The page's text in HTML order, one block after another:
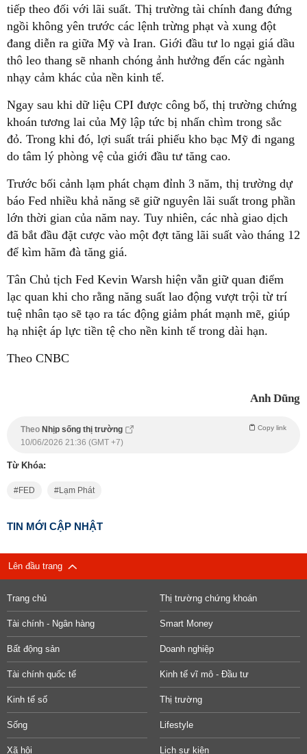
tiếp theo đối với lãi suất. Thị trường tài chính đang đứng
ngồi không yên trước các lệnh trừng phạt và xung đột
đang diễn ra giữa Mỹ và Iran. Giới đầu tư lo ngại giá dầu
thô leo thang sẽ nhanh chóng ảnh hưởng đến các ngành
nhạy cảm khác của nền kinh tế.
Ngay sau khi dữ liệu CPI được công bố, thị trường chứng
khoán tương lai của Mỹ lập tức bị nhấn chìm trong sắc
đỏ. Trong khi đó, lợi suất trái phiếu kho bạc Mỹ đi ngang
do tâm lý phòng vệ của giới đầu tư tăng cao.
Trước bối cảnh lạm phát chạm đỉnh 3 năm, thị trường dự
báo Fed nhiều khả năng sẽ giữ nguyên lãi suất trong phần
lớn thời gian của năm nay. Tuy nhiên, các nhà giao dịch
đã bắt đầu đặt cược vào một đợt tăng lãi suất vào tháng 12
để kìm hãm đà tăng giá.
Tân Chủ tịch Fed Kevin Warsh hiện vẫn giữ quan điểm
lạc quan khi cho rằng năng suất lao động vượt trội từ trí
tuệ nhân tạo sẽ tạo ra tác động giảm phát mạnh mẽ, giúp
hạ nhiệt áp lực tiền tệ cho nền kinh tế trong dài hạn.
Theo CNBC
Anh Dũng
Theo Nhịp sống thị trường Copy link
10/06/2026 21:36 (GMT +7)
Từ Khóa:
FED Lạm Phát
TIN MỚI CẬP NHẬT
Lên đầu trang
Trang chủ Thị trường chứng khoán
Tài chính - Ngân hàng Smart Money
Bất động sản Doanh nghiệp
Tài chính quốc tế Kinh tế vĩ mô - Đầu tư
Kinh tế số Thị trường
Sống Lifestyle
Xã hội Lịch sự kiện